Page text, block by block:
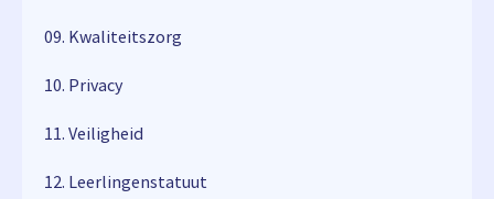
09. Kwaliteitszorg
10. Privacy
11. Veiligheid
12. Leerlingenstatuut